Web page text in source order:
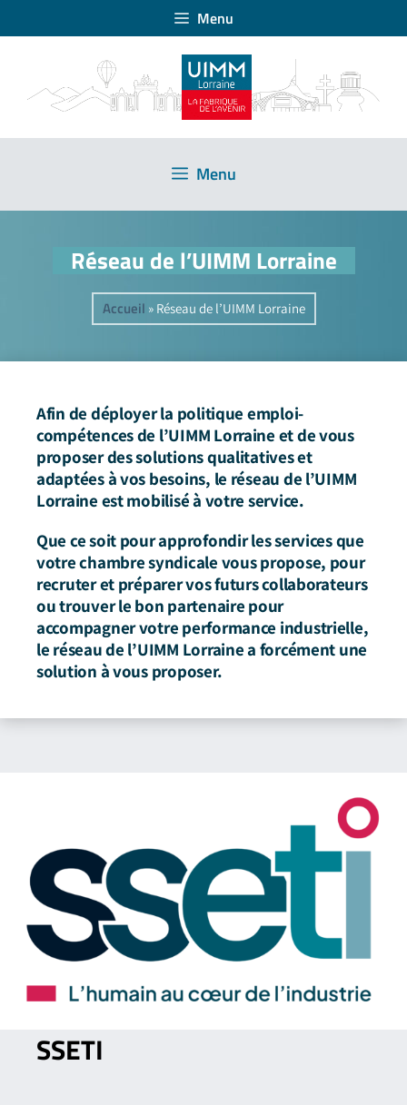
Menu
Menu
Réseau de l’UIMM Lorraine
Accueil » Réseau de l’UIMM Lorraine
Afin de déployer la politique emploi-
compétences de l’UIMM Lorraine et de vous
proposer des solutions qualitatives et
adaptées à vos besoins, le réseau de l’UIMM
Lorraine est mobilisé à votre service.
Que ce soit pour approfondir les services que
votre chambre syndicale vous propose, pour
recruter et préparer vos futurs collaborateurs
ou trouver le bon partenaire pour
accompagner votre performance industrielle,
le réseau de l’UIMM Lorraine a forcément une
solution à vous proposer.
SSETI